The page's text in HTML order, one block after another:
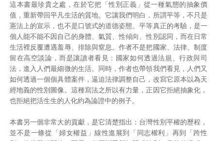
這本書最珍貴之處，在於它把「性別正義」從一種氣態的抽象價
值，重新帶回平凡生活的質地。它讓我們明白，所謂平等，不只是
憲法上的宣示，也不是口號式的道德姿態。平等真正的考驗，是一
個人能不能不因自己的身體、氣質、性傾向、性別認同，而在日常
生活裡反覆遭遇羞辱、排除與窒息。作者不是把國家、法律、制度
留在高空談論，而是讓讀者看見：國家如何透過法規、行政與司
法，進入人們最細微的生活。同時，作者也帶領我們看見，人們又
如何透過一個個具體案件，逼迫法律調整自己，改寫它原本以為天
經地義的性別圖像。這種寫法之所以有力量，正因它拒絕抽象化，
也拒絕把活生生的人化約為論證中的例子。
本書另一個非常大的貢獻，是它清楚指出：台灣性別平權的歷程，
並不是一條從「婦女權益」線性進展到「同志權利」再到「跨性